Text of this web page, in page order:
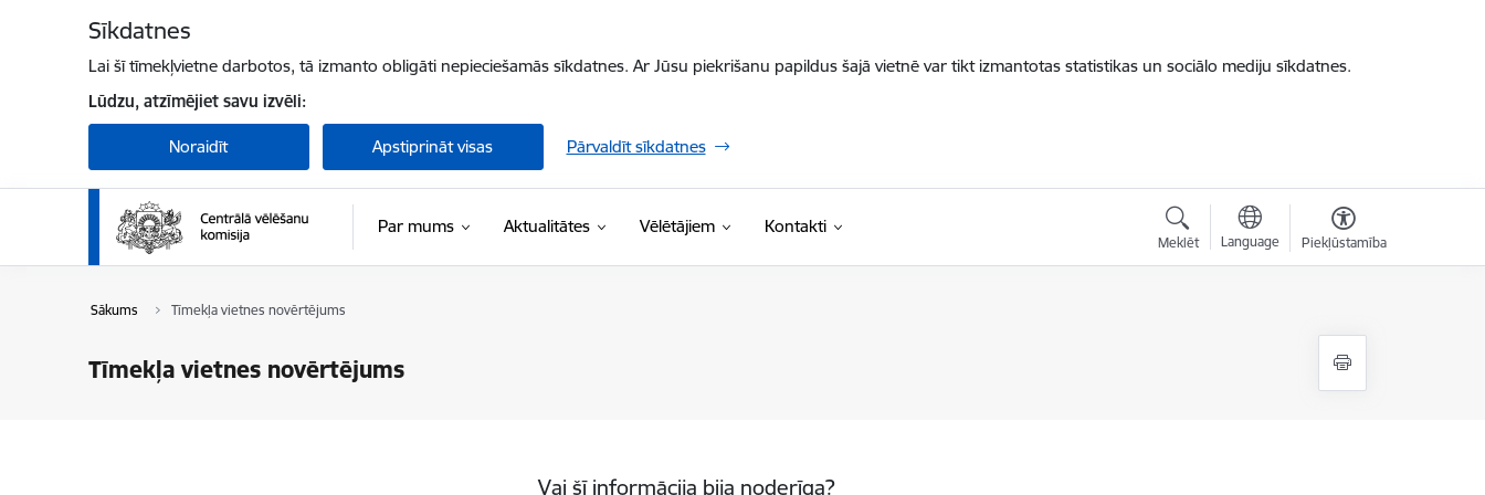
Sīkdatnes
Lai šī tīmekļvietne darbotos, tā izmanto obligāti nepieciešamās sīkdatnes. Ar Jūsu piekrišanu papildus šajā vietnē var tikt izmantotas statistikas un sociālo mediju sīkdatnes.
Lūdzu, atzīmējiet savu izvēli:
Noraidīt Apstiprināt visas Pārvaldīt sīkdatnes
Par mums Aktualitātes Vēlētājiem Kontakti
Meklēt Language Piekļūstamība
Sākums Tīmekļa vietnes novērtējums
Tīmekļa vietnes novērtējums
Vai šī informācija bija noderīga?